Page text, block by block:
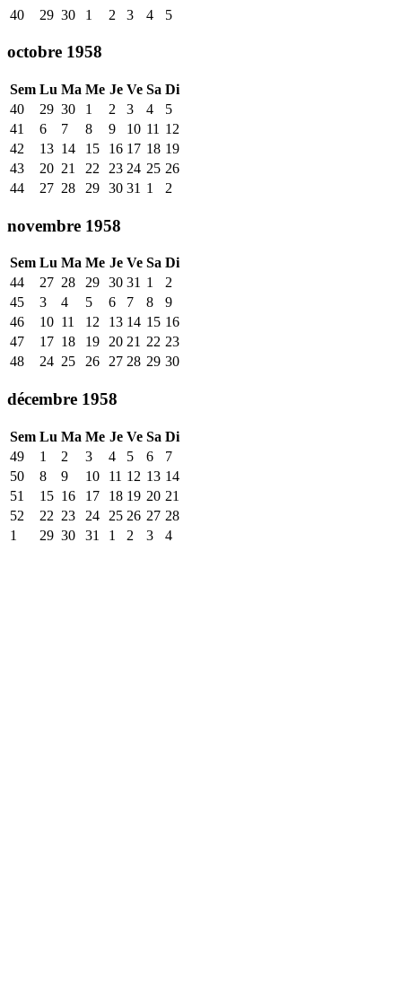
40
29 30 1 2 3 4 5
octobre 1958
Sem Lu Ma Me Je Ve Sa Di
40
29 30 1 2 3 4
5
41
6 7 8 9 10 11 12
42
13 14 15 16 17 18 19
43
20 21 22 23 24 25 26
44
27 28 29 30 31 1 2
novembre 1958
Sem Lu Ma Me Je Ve Sa Di
44
27 28 29 30 31 1
2
45
3 4 5 6 7 8
9
46
10 11 12 13 14 15 16
47
17 18 19 20 21 22 23
48
24 25 26 27 28 29 30
décembre 1958
Sem Lu Ma Me Je Ve Sa Di
49
1 2 3 4 5 6
7
50
8 9 10 11 12 13 14
51
15 16 17 18 19 20 21
52
22 23 24 25 26 27 28
1
29 30 31 1 2 3 4